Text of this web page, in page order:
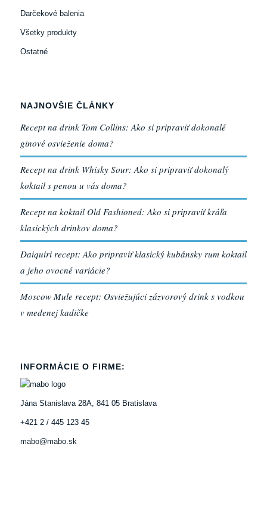
Darčekové balenia
Všetky produkty
Ostatné
NAJNOVŠIE ČLÁNKY
Recept na drink Tom Collins: Ako si pripraviť dokonalé
ginové osvieženie doma?
Recept na drink Whisky Sour: Ako si pripraviť dokonalý
koktail s penou u vás doma?
Recept na koktail Old Fashioned: Ako si pripraviť kráľa
klasických drinkov doma?
Daiquiri recept: Ako pripraviť klasický kubánsky rum koktail
a jeho ovocné variácie?
Moscow Mule recept: Osviežujúci zázvorový drink s vodkou
v medenej kadičke
INFORMÁCIE O FIRME:
Jána Stanislava 28A, 841 05 Bratislava
+421 2 / 445 123 45
mabo@mabo.sk